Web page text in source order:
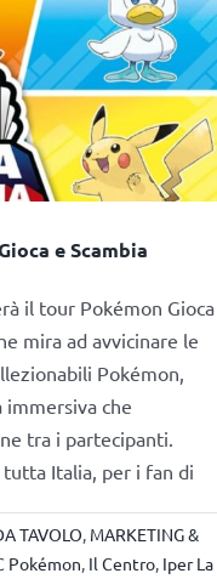
e Scambia
il tour Pokémon Gioca
mira ad avvicinare le
Pokémon,
immersiva che
tra i partecipanti.
Italia, per i fan di
TAVOLO, MARKETING &
Pokémon, Il Centro, Iper La